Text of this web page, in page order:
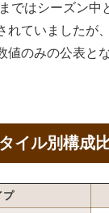
ではシーズン中
れていましたが
値のみの公表と
イル別構成
プ